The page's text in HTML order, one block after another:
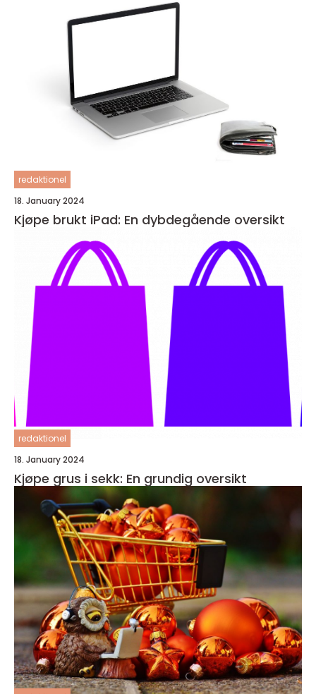
redaktionel
18. January 2024
Kjøpe brukt iPad: En dybdegående oversikt
redaktionel
18. January 2024
Kjøpe grus i sekk: En grundig oversikt